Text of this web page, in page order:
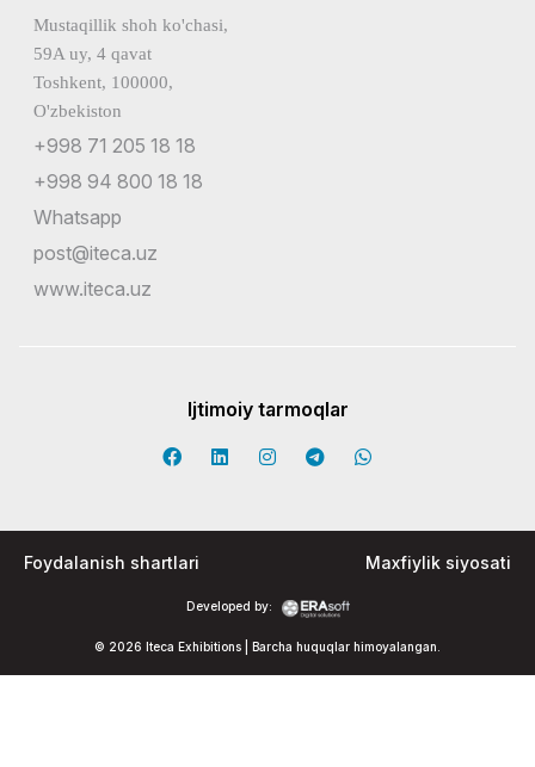
Mustaqillik shoh ko'chasi,
59A uy, 4 qavat
Toshkent, 100000,
O'zbekiston
+998 71 205 18 18
+998 94 800 18 18
Whatsapp
post@iteca.uz
www.iteca.uz
Ijtimoiy tarmoqlar
© 2026 Iteca Exhibitions | Barcha huquqlar himoyalangan.
Developed by:
Foydalanish shartlari Maxfiylik siyosati